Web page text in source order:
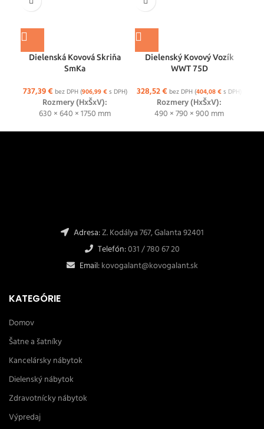
Dielenská Kovová Skriňa
SmKa
737,39€ bez DPH (906,99€s DPH)
Rozmery (HxŠxV):
630 × 640 × 1750 mm
Dielenský Kovový Vozík
WWT 75D
328,52€ bez DPH (404,08€s DPH)
Rozmery (HxŠxV):
490 × 790 × 900 mm
Adresa:Z. Kodálya 767, Galanta 92401
Telefón:031 / 780 67 20
Email:kovogalant@kovogalant.sk
KATEGÓRIE
Domov
Šatne a šatníky
Kancelársky nábytok
Dielenský nábytok
Zdravotnícky nábytok
Výpredaj